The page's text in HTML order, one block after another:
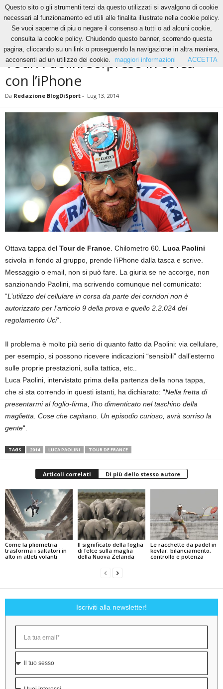
Altri Sport Tour: Paolini sorpreso in corsa con l’iPhone
ALTRI SPORT CICLISMO
Tour: Paolini sorpreso in corsa
con l’iPhone
Da Redazione BlogDiSport - Lug 13, 2014
Ottava tappa del Tour de France . Chilometro 60. Luca Paolini
scivola in fondo al gruppo, prende l’iPhone dalla tasca e scrive.
Messaggio o email, non si può fare. La giuria se ne accorge, non
sanzionando Paolini, ma scrivendo comunque nel comunicato:
“L’utilizzo del cellulare in corsa da parte dei corridori non è
autorizzato per l’articolo 9 della prova e quello 2.2.024 del
regolamento Uci“.
Il problema è molto più serio di quanto fatto da Paolini: via cellulare,
per esempio, si possono ricevere indicazioni “sensibili” dall’esterno
sulle proprie prestazioni, sulla tattica, etc..
Luca Paolini, intervistato prima della partenza della nona tappa,
che si sta correndo in questi istanti, ha dichiarato: “Nella fretta di
presentarmi al foglio-firma, l’ho dimenticato nel taschino della
maglietta. Cose che capitano. Un episodio curioso, avrà sorriso la
gente“.
TAGS 2014 LUCA PAOLINI TOUR DE FRANCE
Articoli correlati Di più dello stesso autore
Come la pliometria
trasforma i saltatori in
alto in atleti volanti
Il significato della foglia
di felce sulla maglia
della Nuova Zelanda
Le racchette da padel in
kevlar: bilanciamento,
controllo e potenza
Iscriviti alla newsletter!
Questo sito o gli strumenti terzi da questo utilizzati si avvalgono di cookie
necessari al funzionamento ed utili alle finalita illustrate nella cookie policy.
Se vuoi saperne di piu o negare il consenso a tutti o ad alcuni cookie,
consulta la cookie policy. Chiudendo questo banner, scorrendo questa
pagina, cliccando su un link o proseguendo la navigazione in altra maniera,
acconsenti ad un utilizzo dei cookie.
maggiori informazioni ACCETTA